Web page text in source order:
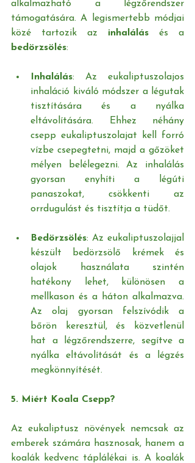
alkalmazható a légzőrendszer
támogatására. A legismertebb módjai
közé tartozik az inhalálás
bedörzsölés:
Inhalálás: Az eukaliptuszolajos
inhaláció kiváló módszer a légutak
tisztítására és a nyálka
eltávolítására. Ehhez néhány
csepp eukaliptuszolajat kell forró
vízbe csepegtetni, majd a gőzöket
mélyen belélegezni. Az inhalálás
gyorsan enyhíti a légúti
panaszokat, csökkenti az
orrdugulást és tisztítja a tüdőt.
Bedörzsölés: Az eukaliptuszolajjal
készült bedörzsölő krémek és
olajok használata szintén
hatékony lehet, különösen a
mellkason és a háton alkalmazva.
Az olaj gyorsan felszívódik a
bőrön keresztül, és közvetlenül
hat a légzőrendszerre, segítve a
nyálka eltávolítását és a légzés
megkönnyítését.
5. Miért Koala Csepp?
Az eukaliptusz növények nemcsak az
emberek számára hasznosak, hanem a
koalák kedvenc táplálékai is. A koalák